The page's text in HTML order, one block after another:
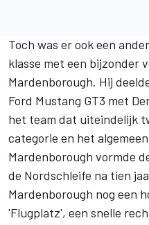
Toch was er ook een
klasse met een bijzonder
Mardenborough. Hij
Ford Mustang GT3 met
het team dat uiteindelijk
categorie en het
Mardenborough vormde
de Nordschleife na tien
Mardenborough nog een
'Flugplatz', een snelle